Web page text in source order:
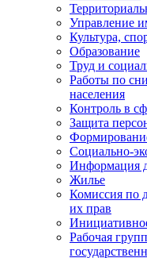
Управление
Культура,
Образование
Труд и
Работы по
населения
Контроль в
Защита
Социально-
Информация
Жилье
Комиссия по
их прав
Рабочая